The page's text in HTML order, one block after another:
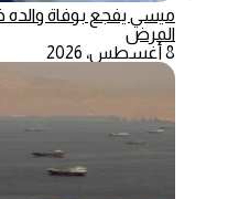
المرض
8 أغسطس، 2026